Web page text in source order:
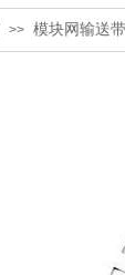
>> 模块网输送